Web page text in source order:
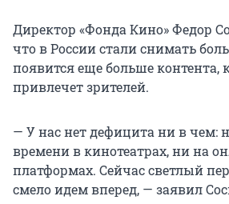
Директор «Фонда Кино» Федор
что в России стали снимать
появится еще больше контента,
привлечет зрителей.
— У нас нет дефицита ни в чем:
времени в кинотеатрах, ни на
платформах. Сейчас светлый
смело идем вперед, — заявил